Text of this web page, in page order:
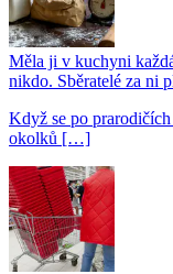
Měla ji v kuchyni
nikdo. Sběratelé za ni
Když se po
okolků […]